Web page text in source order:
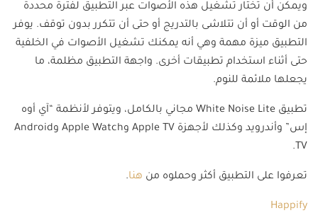
ويمكن أن تختار تشغيل هذه الأصوات عبر التطبيق لفترة محددة
من الوقت أو أن تتلاشى بالتدريج أو حتى أن تتكرر بدون توقف. يوفر
التطبيق ميزة مهمة وهي أنه يمكنك تشغيل الأصوات في الخلفية
حتى أثناء استخدام تطبيقات أخرى. واجهة التطبيق مظلمة، ما
يجعلها ملائمة للنوم.
تطبيق White Noise Lite مجاني بالكامل، ويتوفر لأنظمة “آي أوه
إس” وأندرويد وكذلك لأجهزة Apple TV وApple Watch وAndroid
TV.
تعرفوا على التطبيق أكثر وحملوه من هنا.
Happify